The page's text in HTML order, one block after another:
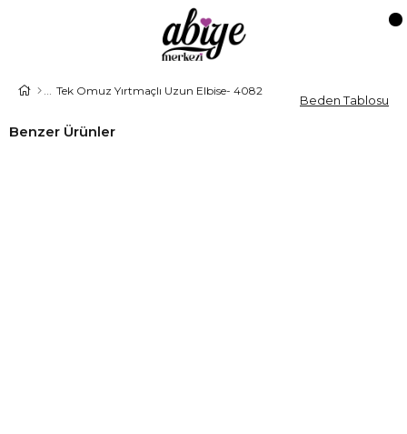
Tek Omuz Yırtmaçlı Uzun Elbise- 4082
Benzer Ürünler
Beden Tablosu